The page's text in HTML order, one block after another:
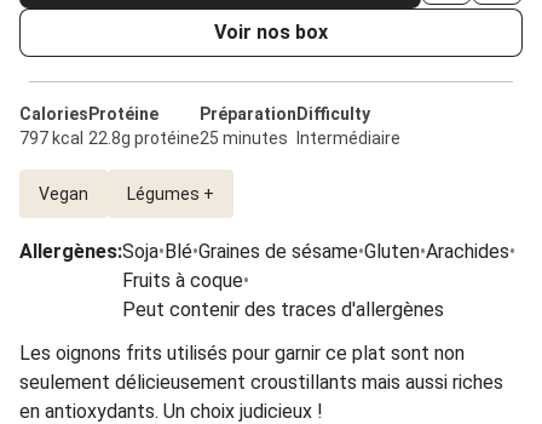
Voir nos box
Calories
797 kcal
Protéine
22.8g protéine
Préparation
25 minutes
Difficulty
Intermédiaire
Vegan Légumes +
Allergènes:Soja•Blé•Graines de sésame•Gluten•Arachides•
Fruits à coque•
Peut contenir des traces d'allergènes
Les oignons frits utilisés pour garnir ce plat sont non
seulement délicieusement croustillants mais aussi riches
en antioxydants. Un choix judicieux !